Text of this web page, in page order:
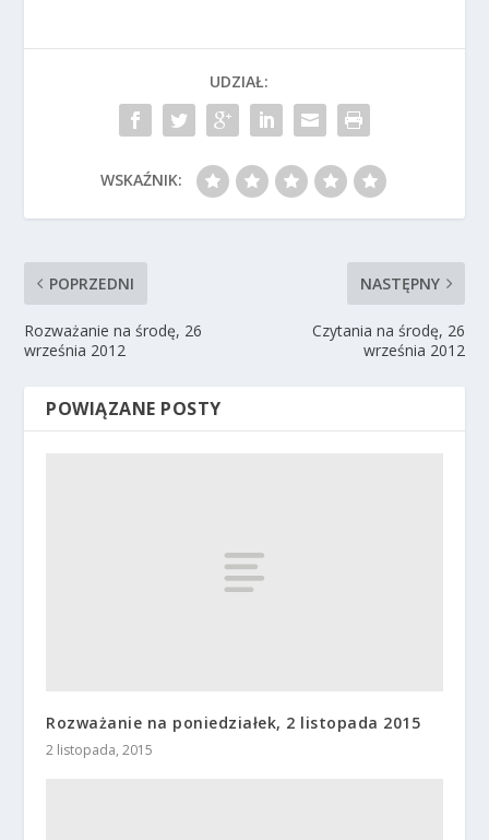
UDZIAŁ:
WSKAŹNIK:
POPRZEDNI
Rozważanie na środę, 26
września 2012
NASTĘPNY
Czytania na środę, 26
września 2012
POWIĄZANE POSTY
Rozważanie na poniedziałek, 2 listopada 2015
2 listopada, 2015